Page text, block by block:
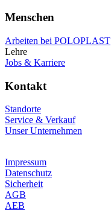
Menschen
Arbeiten bei POLOPLAST
Lehre
Jobs & Karriere
Kontakt
Standorte
Service & Verkauf
Unser Unternehmen
Impressum
Datenschutz
Sicherheit
AGB
AEB